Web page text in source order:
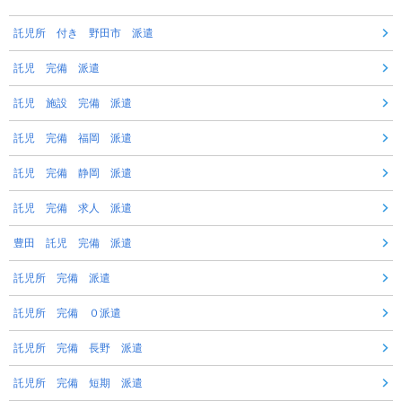
託児所 付き 野田市 派遣
託児 完備 派遣
託児 施設 完備 派遣
託児 完備 福岡 派遣
託児 完備 静岡 派遣
託児 完備 求人 派遣
豊田 託児 完備 派遣
託児所 完備 派遣
託児所 完備 ０派遣
託児所 完備 長野 派遣
託児所 完備 短期 派遣